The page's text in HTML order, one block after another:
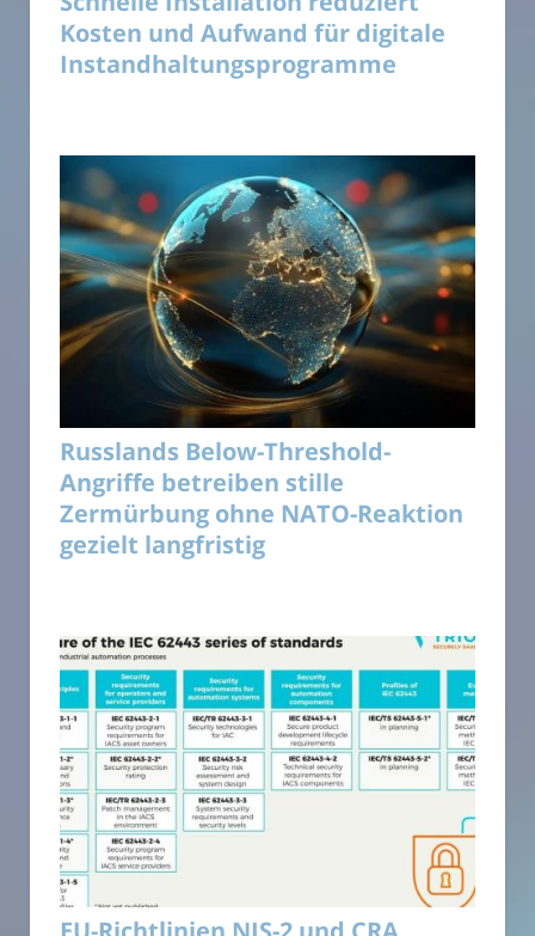
Kosten und Aufwand für digitale
Instandhaltungsprogramme
Russlands Below-Threshold-
Angriffe betreiben stille
Zermürbung ohne NATO-Reaktion
gezielt langfristig